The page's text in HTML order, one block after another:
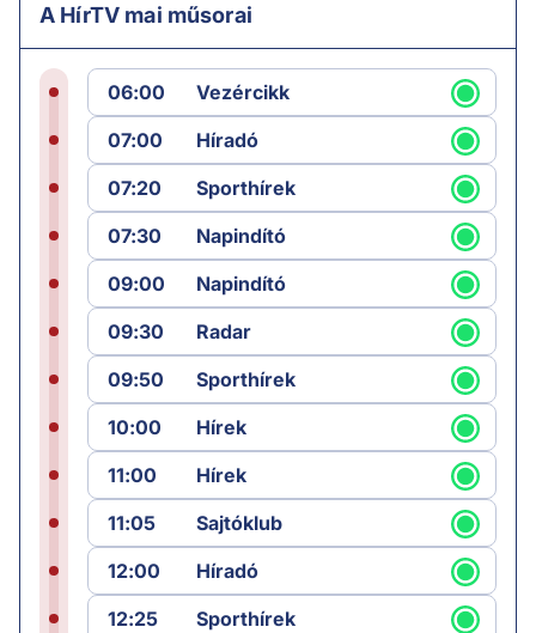
A HírTV mai műsorai
06:00
Vezércikk
07:00
Híradó
07:20
Sporthírek
07:30
Napindító
09:00
Napindító
09:30
Radar
09:50
Sporthírek
10:00
Hírek
11:00
Hírek
11:05
Sajtóklub
12:00
Híradó
12:25
Sporthírek